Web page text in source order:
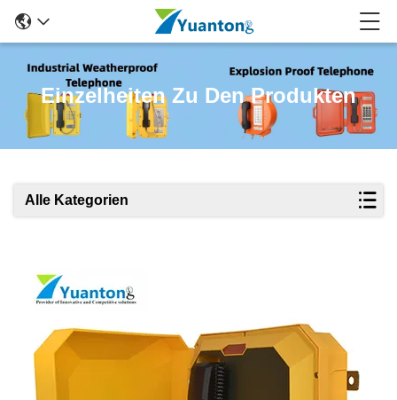
Einzelheiten Zu Den Produkten
Alle Kategorien